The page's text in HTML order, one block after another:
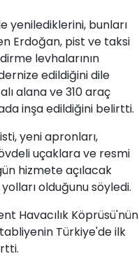
yenilediklerini, bunları
Erdoğan, pist ve taksi
levhalarının
edildiğini dile
alana ve 310 araç
inşa edildiğini belirtti.
yeni apronları,
uçaklara ve resmi
hizmete açılacak
olduğunu söyledi.
Havacılık Köprüsü'nün
Türkiye'de ilk